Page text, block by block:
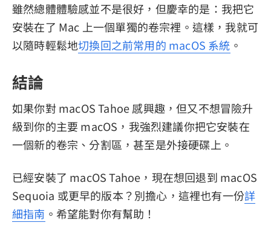
雖然總體體驗感並不是很好，但慶幸的是：我把它
安裝在了 Mac 上一個單獨的卷宗裡。這樣，我就可
以隨時輕鬆地切換回之前常用的 macOS 系統 。
結論
如果你對 macOS Tahoe 感興趣，但又不想冒險升
級到你的主要 macOS，我強烈建議你把它安裝在
一個新的卷宗、分割區，甚至是外接硬碟上。
已經安裝了 macOS Tahoe，現在想回退到 macOS
Sequoia 或更早的版本？別擔心，這裡也有一份詳
細指南 。希望能對你有幫助！